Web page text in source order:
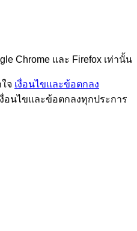
Chrome และ Firefox เท่านั้น
จ เงื่อนไขและข้อตกลง
อนไขและข้อตกลงทุกประการ